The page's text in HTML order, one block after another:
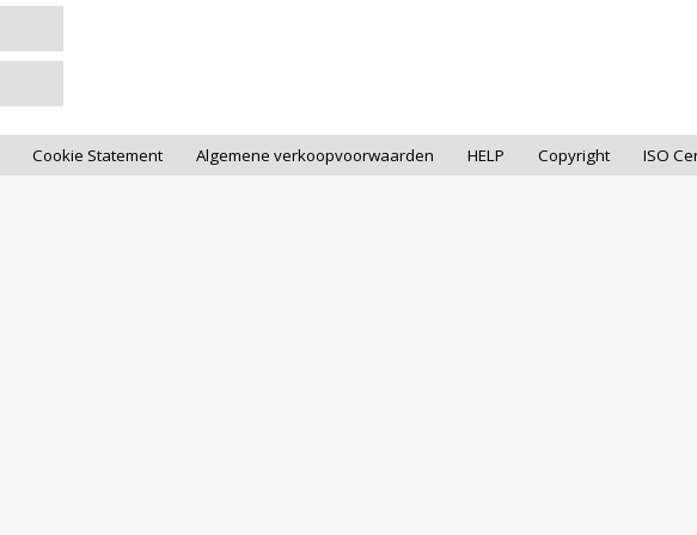
Cookie Statement Algemene verkoopvoorwaarden HELP Copyright ISO